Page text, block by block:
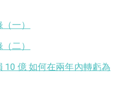
一）
二）
10 億 如何在兩年內轉虧為